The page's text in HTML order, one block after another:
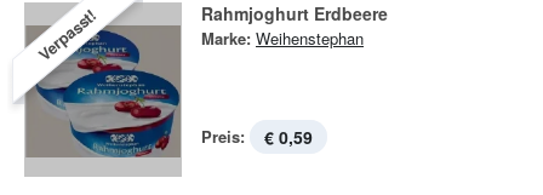
Verpasst! Rahmjoghurt Erdbeere
Marke: Weihenstephan
Preis: € 0,59